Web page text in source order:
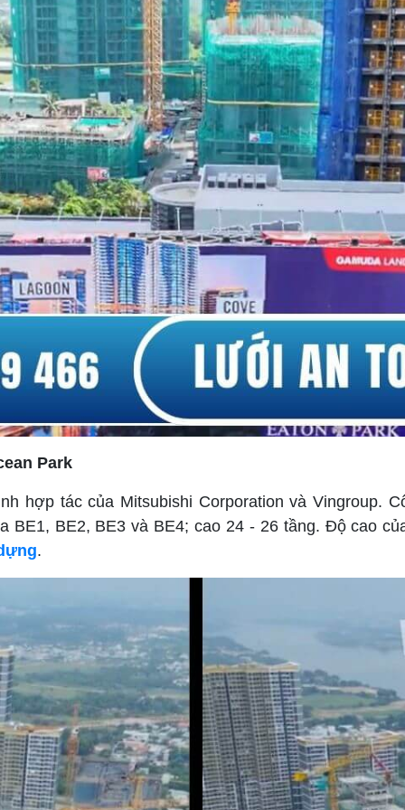
Park
hợp tác của Mitsubishi Corporation và Vingroup.
BE1, BE2, BE3 và BE4; cao 24 - 26 tầng. Độ cao
.